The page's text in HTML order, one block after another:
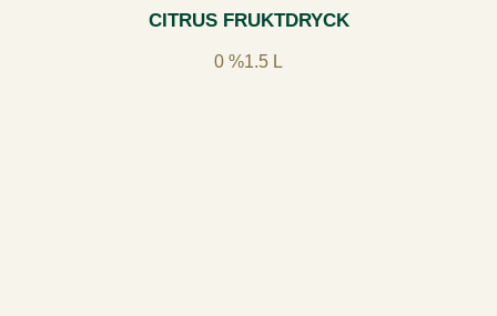
CITRUS FRUKTDRYCK
0 %1.5 L